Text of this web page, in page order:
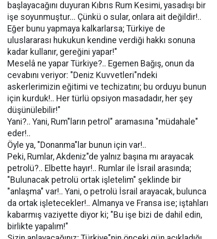
başlayacağını duyuran Kıbrıs Rum Kesimi, yasadışı bir
işe soyunmuştur... Çünkü o sular, onlara ait değildir!..
Eğer bunu yapmaya kalkarlarsa; Türkiye de
uluslararası hukukun kendine verdiği hakkı sonuna
kadar kullanır, gereğini yapar!"
Meselâ ne yapar Türkiye?.. Egemen Bağış, onun da
cevabını veriyor: "Deniz Kuvvetleri"ndeki
askerlerimizin eğitimi ve techizatını; bu orduyu bunun
için kurduk!.. Her türlü opsiyon masadadır, her şey
düşünülebilir!"
Yani?.. Yani, Rum"ların petrol" aramasına "müdahale"
eder!..
Öyle ya, "Donanma"lar bunun için var!..
Peki, Rumlar, Akdeniz"de yalnız başına mı arayacak
petrolü?.. Elbette hayır!.. Rumlar ile İsrail arasında;
"Bulunacak petrolü ortak işletelim" şeklinde bir
"anlaşma" var!.. Yani, o petrolü İsrail arayacak, bulunca
da ortak işletecekler!.. Almanya ve Fransa ise; iştahları
kabarmış vaziyette diyor ki; "Bu işe bizi de dahil edin,
birlikte yapalım!"